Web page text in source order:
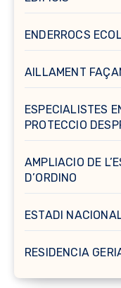
ENDERROCS
AILLAMENT
ESPECIALISTES
PROTECCIO
AMPLIACIO DE
D’ORDINO
ESTADI
RESIDENCIA